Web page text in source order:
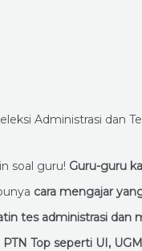
soal guru! Guru-guru
cara mengajar
tes administrasi dan
PTN Top seperti UI,